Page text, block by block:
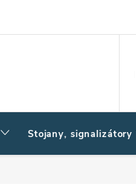
Stojany, signalizátory